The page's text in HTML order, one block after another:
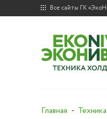
Все сайты ГК
Главная Техника